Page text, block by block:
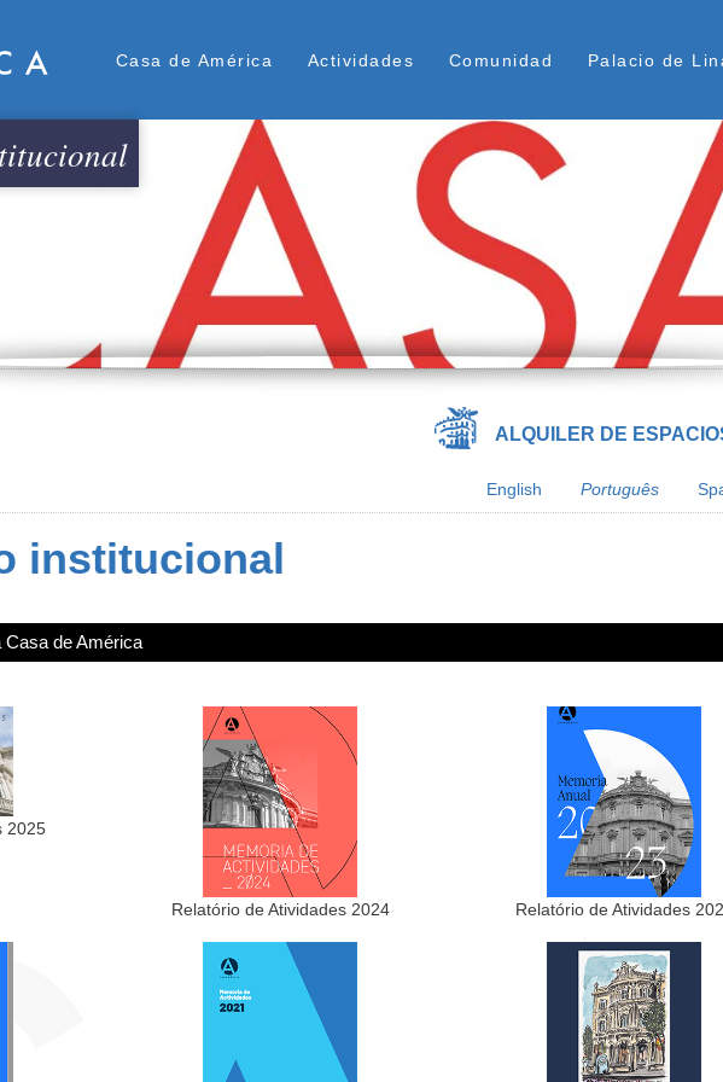
principal
Menú Superior
Casa de América Actividades Comunidad Palacio de
ALQUILER DE
English Português
institucional
de América
2025
Relatório de Atividades 2024 Relatório de Atividades